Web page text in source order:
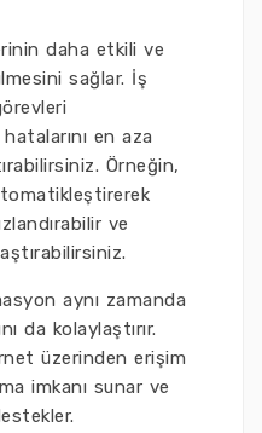
daha etkili ve
sağlar. İş
en aza
Örneğin,
ve
aynı zamanda
da kolaylaştırır.
üzerinden erişim
imkanı sunar ve